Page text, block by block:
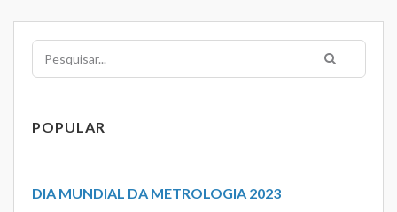
Pesquisar
POPULAR
DIA MUNDIAL DA METROLOGIA 2023